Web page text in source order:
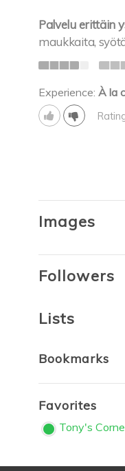
Palvelu erittäin
maukkaita,
Experience: À la
Images
Followers
Lists
Bookmarks
Favorites
Tony's